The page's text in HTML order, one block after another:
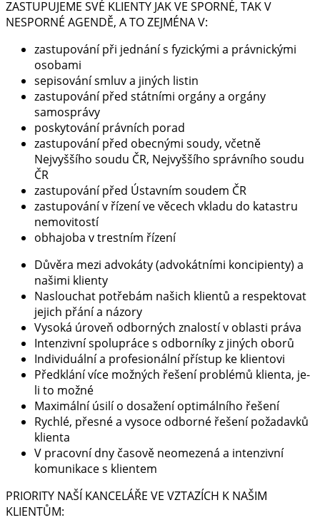
ZASTUPUJEME SVÉ KLIENTY JAK VE SPORNÉ, TAK V
NESPORNÉ AGENDĚ, A TO ZEJMÉNA V:
zastupování při jednání s fyzickými a právnickými
osobami
sepisování smluv a jiných listin
zastupování před státními orgány a orgány
samosprávy
poskytování právních porad
zastupování před obecnými soudy, včetně
Nejvyššího soudu ČR, Nejvyššího správního soudu
ČR
zastupování před Ústavním soudem ČR
zastupování v řízení ve věcech vkladu do katastru
nemovitostí
obhajoba v trestním řízení
Důvěra mezi advokáty (advokátními koncipienty) a
našimi klienty
Naslouchat potřebám našich klientů a respektovat
jejich přání a názory
Vysoká úroveň odborných znalostí v oblasti práva
Intenzivní spolupráce s odborníky z jiných oborů
Individuální a profesionální přístup ke klientovi
Předklání více možných řešení problémů klienta, je-
li to možné
Maximální úsilí o dosažení optimálního řešení
Rychlé, přesné a vysoce odborné řešení požadavků
klienta
V pracovní dny časově neomezená a intenzivní
komunikace s klientem
PRIORITY NAŠÍ KANCELÁŘE VE VZTAZÍCH K NAŠIM
KLIENTŮM: